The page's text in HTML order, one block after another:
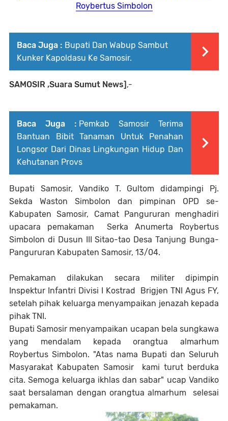
Roybertus Simbolon
Baca Juga : Bupati Dan Wabup Sambut
Kunker Kapoldasu Ke Samosir.
SAMOSIR ,Suara Sumut News],-
Baca Juga : Pemkab Samosir Terima
Bantuan Bibit Tanaman Untuk Penahan
Longsor Dari Dinas Lingkungan Hidup Dan
Kehutanan Provs
Bupati Samosir, Vandiko T. Gultom didampingi Pj.
Sekda Waston Simbolon dan pimpinan OPD se-
Kabupaten Samosir, Camat Pangururan menghadiri
upacara pemakaman Serka Anumerta Roybertus
Simbolon di Dusun III Sitao-tao Desa Tanjung Bunga-
Pangururan Kabupaten Samosir, 13/04.
Pemakaman dilakukan secara militer dipimpin
Inspektur Infantri Divisi I Kostrad Brigjen TNI Agus FY,
setelah pihak keluarga menyampaikan jenazah kepada
pihak TNI.
Bupati Samosir menyampaikan ucapan bela sungkawa
yang mendalam kepada orangtua almarhum
Roybertus Simbolon. "Atas nama Bupati dan Seluruh
Masyarakat Kabupaten Samosir kami turut berduka
cita. Semoga keluarga ikhlas dan sabar" ucap Vandiko
saat bersalaman dengan orangtua almarhum selesai
pemakaman.